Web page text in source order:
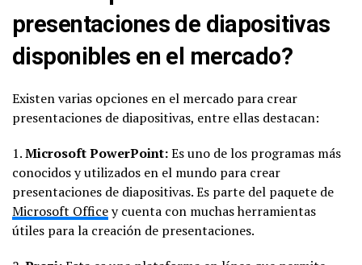
presentaciones de diapositivas
disponibles en el mercado?
Existen varias opciones en el mercado para crear
presentaciones de diapositivas, entre ellas destacan:
1.Microsoft PowerPoint:Es uno de los programas más
conocidos y utilizados en el mundo para crear
presentaciones de diapositivas. Es parte del paquete de
Microsoft Officey cuenta con muchas herramientas
útiles para la creación de presentaciones.